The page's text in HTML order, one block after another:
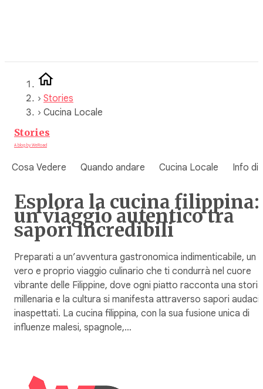
› Stories
› Cucina Locale
Stories
A blog by WeRoad
Cosa Vedere Quando andare Cucina Locale Info di
Esplora la cucina filippina:
un viaggio autentico tra
sapori incredibili
Preparati a un’avventura gastronomica indimenticabile, un
vero e proprio viaggio culinario che ti condurrà nel cuore
vibrante delle Filippine, dove ogni piatto racconta una storia
millenaria e la cultura si manifesta attraverso sapori audaci
inaspettati. La cucina filippina, con la sua fusione unica di
influenze malesi, spagnole,…